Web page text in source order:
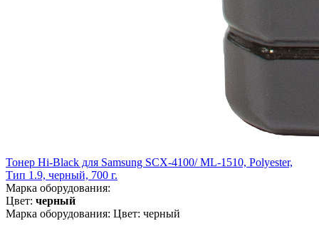
Тонер Hi-Black для Samsung SCX-4100/ ML-1510, Polyester,
Тип 1.9, черный, 700 г.
Марка оборудования:
Цвет: черный
Марка оборудования: Цвет: черный